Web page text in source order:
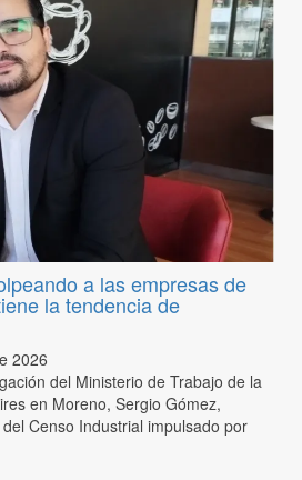
a las empresas de
la tendencia de
2026
del Ministerio de Trabajo de la
en Moreno, Sergio Gómez,
Censo Industrial impulsado por